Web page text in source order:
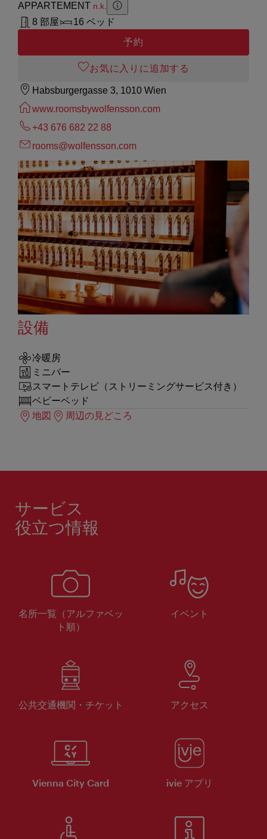
APPARTEMENT n.k.
Zusatzinformation anzeigen
Zusatzinformation ausblenden
8 部屋
16 ベッド
予約
お気に入りに追加する
Habsburgergasse 3, 1010 Wien
www.roomsbywolfensson.com
+43 676 682 22 88
rooms@wolfensson.com
設備
冷暖房
ミニバー
スマートテレビ（ストリーミングサービス付き）
ベビーベッド
地図
周辺の見どころ
サービス
役立つ情報
名所一覧（アルファベッ
ト順）
イベント
公共交通機関・チケット アクセス
Vienna City Card ivie アプリ